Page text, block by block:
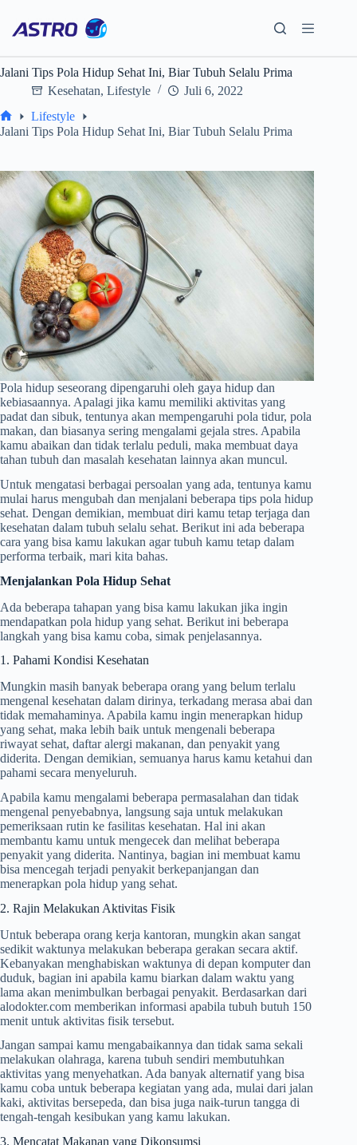
content
Jalani Tips Pola Hidup Sehat Ini, Biar Tubuh Selalu Prima
Kesehatan, Lifestyle Juli 6, 2022
Home
Lifestyle
Jalani Tips Pola Hidup Sehat Ini, Biar Tubuh Selalu Prima
Pola hidup seseorang dipengaruhi oleh gaya hidup dan
kebiasaannya. Apalagi jika kamu memiliki aktivitas yang
padat dan sibuk, tentunya akan mempengaruhi pola tidur, pola
makan, dan biasanya sering mengalami gejala stres. Apabila
kamu abaikan dan tidak terlalu peduli, maka membuat daya
tahan tubuh dan masalah kesehatan lainnya akan muncul.
Untuk mengatasi berbagai persoalan yang ada, tentunya kamu
mulai harus mengubah dan menjalani beberapa tips pola hidup
sehat. Dengan demikian, membuat diri kamu tetap terjaga dan
kesehatan dalam tubuh selalu sehat. Berikut ini ada beberapa
cara yang bisa kamu lakukan agar tubuh kamu tetap dalam
performa terbaik, mari kita bahas.
Menjalankan Pola Hidup Sehat
Ada beberapa tahapan yang bisa kamu lakukan jika ingin
mendapatkan pola hidup yang sehat. Berikut ini beberapa
langkah yang bisa kamu coba, simak penjelasannya.
1. Pahami Kondisi Kesehatan
Mungkin masih banyak beberapa orang yang belum terlalu
mengenal kesehatan dalam dirinya, terkadang merasa abai dan
tidak memahaminya. Apabila kamu ingin menerapkan hidup
yang sehat, maka lebih baik untuk mengenali beberapa
riwayat sehat, daftar alergi makanan, dan penyakit yang
diderita. Dengan demikian, semuanya harus kamu ketahui dan
pahami secara menyeluruh.
Apabila kamu mengalami beberapa permasalahan dan tidak
mengenal penyebabnya, langsung saja untuk melakukan
pemeriksaan rutin ke fasilitas kesehatan. Hal ini akan
membantu kamu untuk mengecek dan melihat beberapa
penyakit yang diderita. Nantinya, bagian ini membuat kamu
bisa mencegah terjadi penyakit berkepanjangan dan
menerapkan pola hidup yang sehat.
2. Rajin Melakukan Aktivitas Fisik
Untuk beberapa orang kerja kantoran, mungkin akan sangat
sedikit waktunya melakukan beberapa gerakan secara aktif.
Kebanyakan menghabiskan waktunya di depan komputer dan
duduk, bagian ini apabila kamu biarkan dalam waktu yang
lama akan menimbulkan berbagai penyakit. Berdasarkan dari
alodokter.com memberikan informasi apabila tubuh butuh 150
menit untuk aktivitas fisik tersebut.
Jangan sampai kamu mengabaikannya dan tidak sama sekali
melakukan olahraga, karena tubuh sendiri membutuhkan
aktivitas yang menyehatkan. Ada banyak alternatif yang bisa
kamu coba untuk beberapa kegiatan yang ada, mulai dari jalan
kaki, aktivitas bersepeda, dan bisa juga naik-turun tangga di
tengah-tengah kesibukan yang kamu lakukan.
3. Mencatat Makanan yang Dikonsumsi